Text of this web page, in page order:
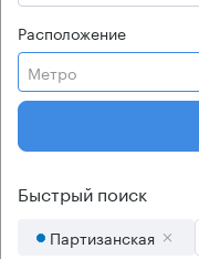
Расположение
Метро
Быстрый поиск
Партизанская